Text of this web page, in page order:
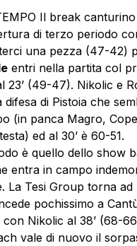
Il break
di terzo periodo
una pezza (47-42)
entri nella partita col
23’ (49-47). Nikolic e
difesa di Pistoia che
(in panca Magro,
ed al 30’ è 60-51.
è quello dello show
entra in campo
La Tesi Group torna ad
pochissimo a
con Nikolic al 38’ (68-
vale di nuovo il